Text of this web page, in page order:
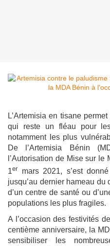
L’Artemisia en tisane
qui reste un fléau pour
notamment les plus
De l’Artemisia Bénin
l’Autorisation de Mise sur
1er mars 2021, s’est
jusqu’au dernier hameau
d’un centre de santé ou
populations les plus fragiles.
A l’occasion des festivités
centième anniversaire, la
sensibiliser les